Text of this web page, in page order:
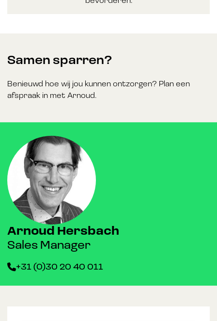
Samen sparren?
Benieuwd hoe wij jou kunnen ontzorgen? Plan een
afspraak in met Arnoud.
Arnoud Hersbach
Sales Manager
+31 (0)30 20 40 011